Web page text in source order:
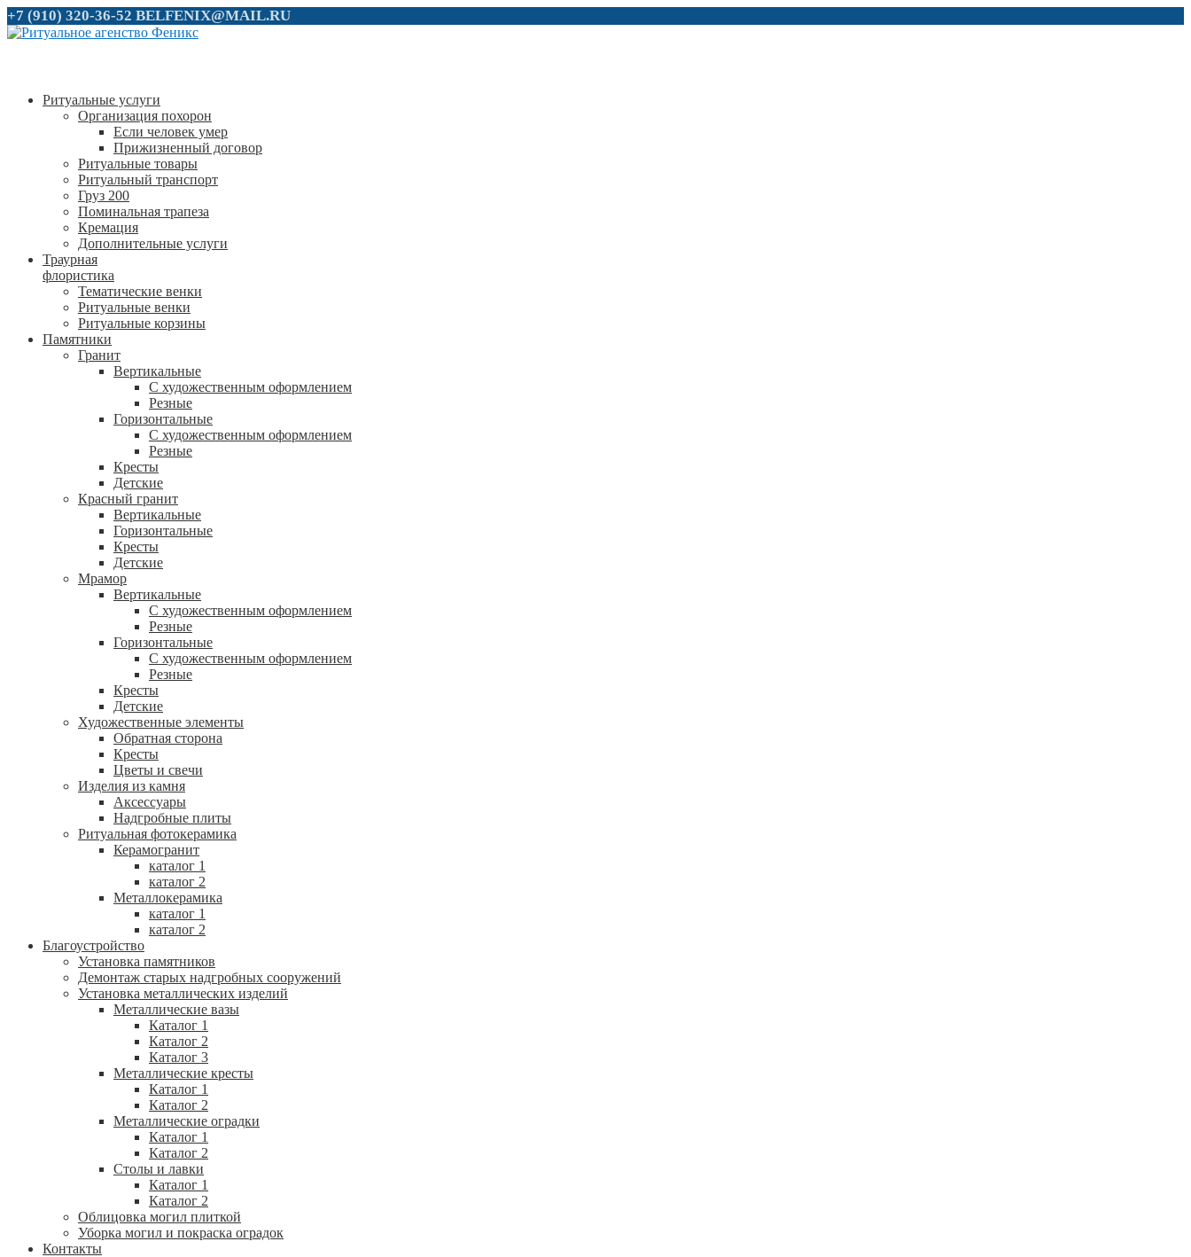
+7 (910) 320-36-52 BELFENIX@MAIL.RU
Ритуальные услуги
Организация похорон
Если человек умер
Прижизненный договор
Ритуальные товары
Ритуальный транспорт
Груз 200
Поминальная трапеза
Кремация
Дополнительные услуги
Траурная
флористика
Тематические венки
Ритуальные венки
Ритуальные корзины
Памятники
Гранит
Вертикальные
С художественным оформлением
Резные
Горизонтальные
С художественным оформлением
Резные
Кресты
Детские
Красный гранит
Вертикальные
Горизонтальные
Кресты
Детские
Мрамор
Вертикальные
С художественным оформлением
Резные
Горизонтальные
С художественным оформлением
Резные
Кресты
Детские
Художественные элементы
Обратная сторона
Кресты
Цветы и свечи
Изделия из камня
Аксессуары
Надгробные плиты
Ритуальная фотокерамика
Керамогранит
каталог 1
каталог 2
Металлокерамика
каталог 1
каталог 2
Благоустройство
Установка памятников
Демонтаж старых надгробных сооружений
Установка металлических изделий
Металлические вазы
Каталог 1
Каталог 2
Каталог 3
Металлические кресты
Каталог 1
Каталог 2
Металлические оградки
Каталог 1
Каталог 2
Столы и лавки
Каталог 1
Каталог 2
Облицовка могил плиткой
Уборка могил и покраска оградок
Контакты